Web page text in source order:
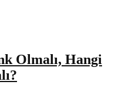
Olmalı, Hangi